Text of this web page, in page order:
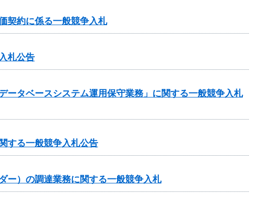
契約に係る一般競争入札
札公告
タベースシステム運用保守業務」に関する一般競争入札
する一般競争入札公告
）の調達業務に関する一般競争入札